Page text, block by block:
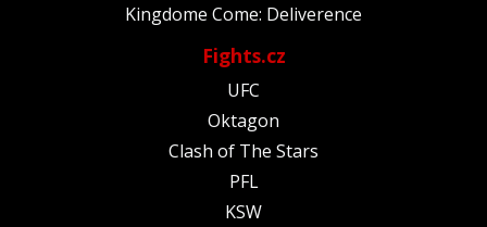
Kingdome Come: Deliverence
Fights.cz
UFC
Oktagon
Clash of The Stars
PFL
KSW